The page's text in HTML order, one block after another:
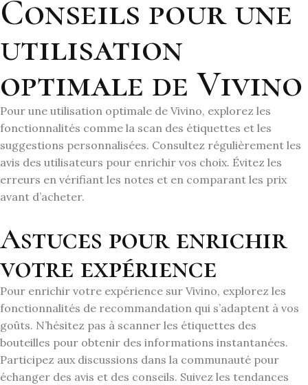
Conseils pour une
utilisation
optimale de Vivino
Pour une utilisation optimale de Vivino, explorez les
fonctionnalités comme la scan des étiquettes et les
suggestions personnalisées. Consultez régulièrement les
avis des utilisateurs pour enrichir vos choix. Évitez les
erreurs en vérifiant les notes et en comparant les prix
avant d’acheter.
Astuces pour enrichir
votre expérience
Pour enrichir votre expérience sur Vivino, explorez les
fonctionnalités de recommandation qui s’adaptent à vos
goûts. N’hésitez pas à scanner les étiquettes des
bouteilles pour obtenir des informations instantanées.
Participez aux discussions dans la communauté pour
échanger des avis et des conseils. Suivez les tendances